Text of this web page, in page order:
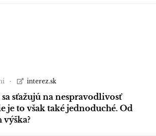
interez.sk
sťažujú na nespravodlivosť
je to však také jednoduché. Od